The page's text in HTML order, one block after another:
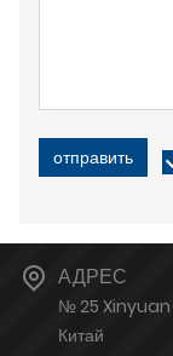
отправить
АДРЕС
№ 25 Xinyuan
Китай